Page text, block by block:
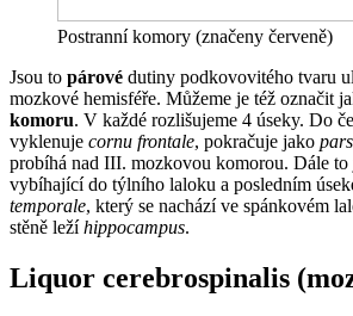
Postranní komory (značeny červeně)
Jsou to párové dutiny podkovovitého tvaru
mozkové hemisféře. Můžeme je též označit
komoru. V každé rozlišujeme 4 úseky. Do
vyklenuje cornu frontale, pokračuje jako
probíhá nad III. mozkovou komorou. Dále to
vybíhající do týlního laloku a posledním
temporale, který se nachází ve spánkovém
stěně ležíhippocampus.
Liquor cerebrospinalis